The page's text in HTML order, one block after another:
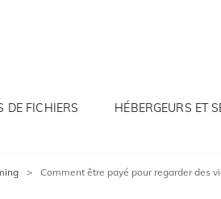
DE FICHIERS HÉBERGEURS ET
> Comment être payé pour regarder des